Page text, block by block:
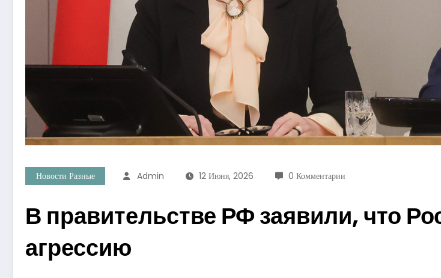
Новости Разные Admin 12 Июня, 2026 0 Комментарии
В правительстве РФ заявили, что
агрессию